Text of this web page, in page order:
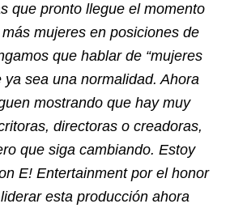
que pronto llegue el momento
mujeres en posiciones de
que hablar de “mujeres
ya sea una normalidad. Ahora
mostrando que hay muy
directoras o creadoras,
que siga cambiando. Estoy
E! Entertainment por el honor
esta producción ahora